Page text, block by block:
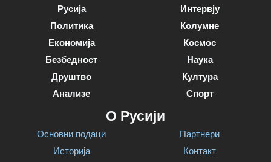
Русија
Политика
Економија
Безбедност
Друштво
Анализе
Интервју
Колумне
Космос
Наука
Култура
Спорт
О Русији
Основни подаци
Историја
Партнери
Контакт